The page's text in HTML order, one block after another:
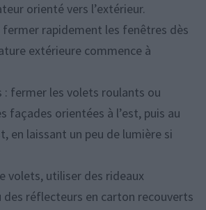
orienté vers l’extérieur.
fermer rapidement les fenêtres dès
extérieure commence à
: fermer les volets roulants ou
façades orientées à l’est, puis au
en laissant un peu de lumière si
volets, utiliser des rideaux
réflecteurs en carton recouverts